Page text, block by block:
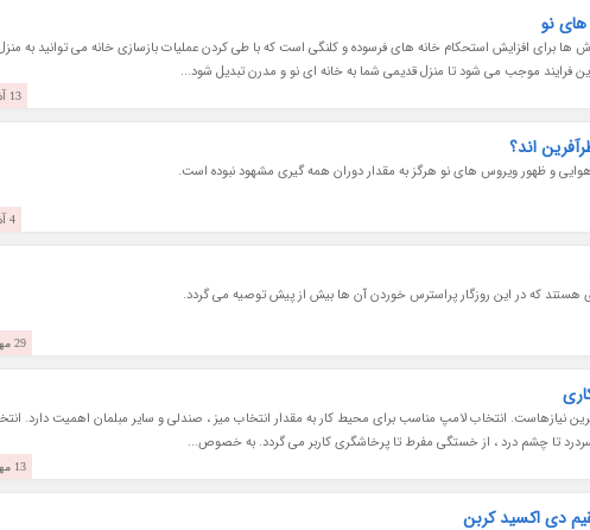
نو
ها برای افزایش استحکام خانه های فرسوده و کلنگی است که با طی کردن عملیات بازسازی خانه می توانید به
فرایند موجب می شود تا منزل قدیمی شما به خانه ای نو و مدرن تبدیل شود...
13 آذر 1401
اند؟
و ظهور ویروس های نو هرگز به مقدار دوران همه گیری مشهود نبوده است.
4 آذر 1401
هستند که در این روزگار پراسترس خوردن آن ها بیش از پیش توصیه می گردد.
29 مهر 1401
نیازهاست. انتخاب لامپ مناسب برای محیط کار به مقدار انتخاب میز ، صندلی و سایر مبلمان اهمیت دارد.
سردرد تا چشم درد ، از خستگی مفرط تا پرخاشگری کاربر می گردد. به خصوص...
13 مهر 1401
دی اکسید کربن